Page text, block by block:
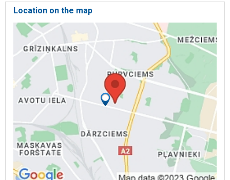
Location on the map